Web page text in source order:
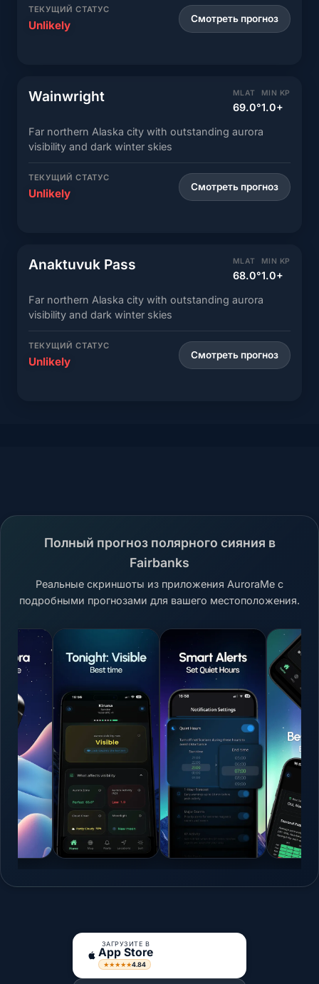
ТЕКУЩИЙ СТАТУС
Unlikely Смотреть прогноз
Wainwright MLAT
69.0°
MIN KP
1.0+
Far northern Alaska city with outstanding aurora
visibility and dark winter skies
ТЕКУЩИЙ СТАТУС
Unlikely Смотреть прогноз
Anaktuvuk Pass MLAT
68.0°
MIN KP
1.0+
Far northern Alaska city with outstanding aurora
visibility and dark winter skies
ТЕКУЩИЙ СТАТУС
Unlikely Смотреть прогноз
Полный прогноз полярного сияния в
Fairbanks
Реальные скриншоты из приложения AuroraMe с
подробными прогнозами для вашего местоположения.
ЗАГРУЗИТЕ В
App Store
★★★★★4.84